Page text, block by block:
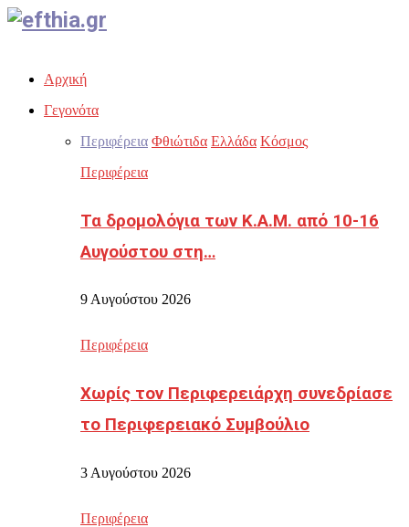
Facebook
Twitter
Instagram
Youtube
Email
Αρχική
Γεγονότα
Περιφέρεια Φθιώτιδα Ελλάδα Κόσμος
Περιφέρεια
Τα δρομολόγια των Κ.Α.Μ. από 10-16
Αυγούστου στη…
9 Αυγούστου 2026
Περιφέρεια
Χωρίς τον Περιφερειάρχη συνεδρίασε
το Περιφερειακό Συμβούλιο
3 Αυγούστου 2026
Περιφέρεια